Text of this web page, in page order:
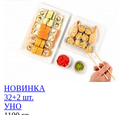
НОВИНКА
32+2 шт.
УНО